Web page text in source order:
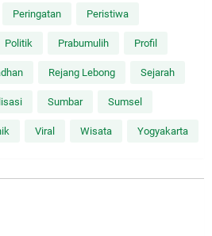
Peringatan Peristiwa
Politik Prabumulih Profil
Rejang Lebong Sejarah
Sumbar Sumsel
Viral Wisata Yogyakarta